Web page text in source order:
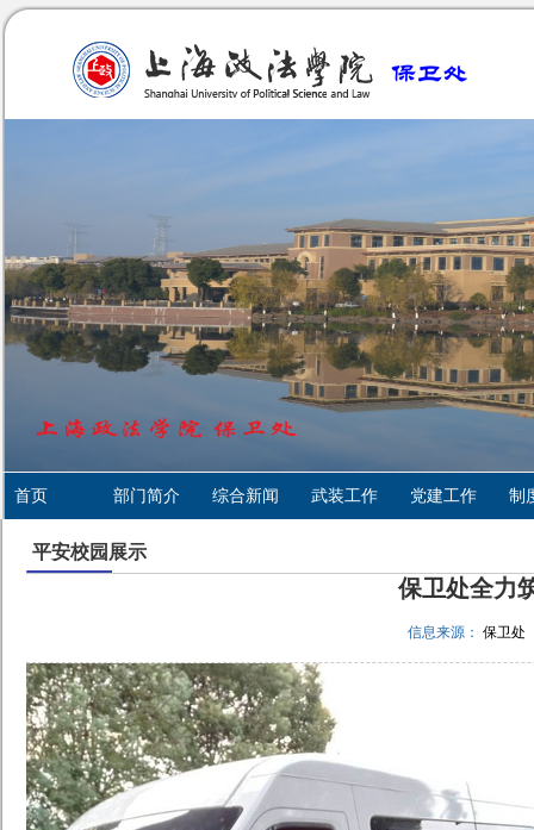
首页 部门简介 综合新闻 武装工作 党建工作 制
平安校园展示
保卫处全力
信息来源： 保卫处